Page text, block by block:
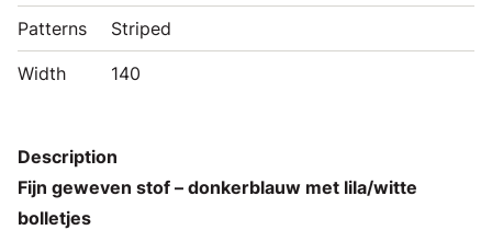
Patterns Striped
Width 140
Description
Fijn geweven stof – donkerblauw met lila/witte
bolletjes